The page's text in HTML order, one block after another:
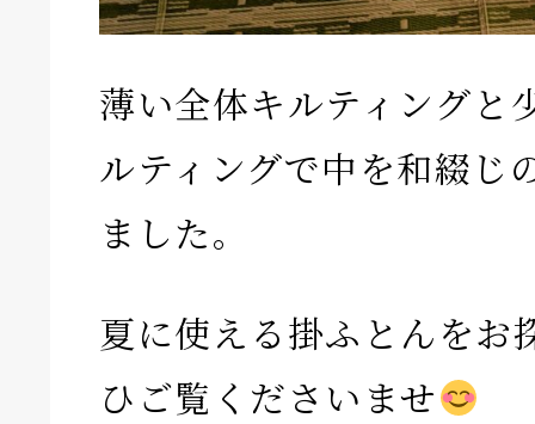
薄い全体キルティングと
ルティングで中を和綴じ
ました。
夏に使える掛ふとんをお
ひご覧くださいませ